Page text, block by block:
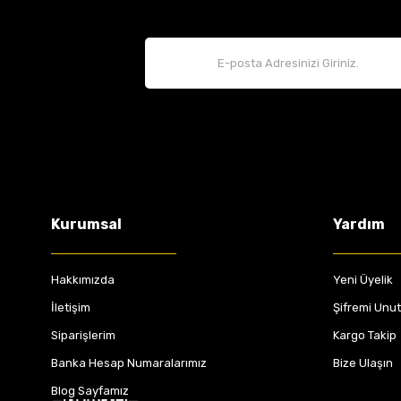
Kurumsal
Hakkımızda
İletişim
Siparişlerim
Banka Hesap Numaralarımız
Blog Sayfamız
Yardım
Yeni Üyelik
Şifremi
Kargo Takip
Bize Ulaşın